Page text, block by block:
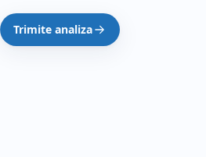
Trimite analiza